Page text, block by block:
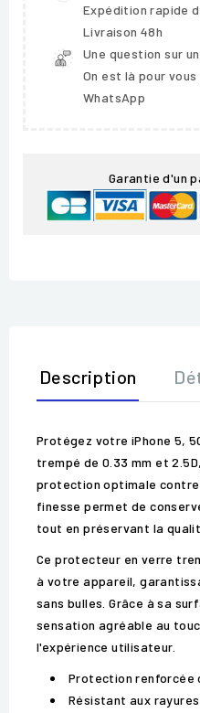
Expédition rapide
Livraison 48h
Une question sur
On est là pour
WhatsApp
Garantie d'un
Description
Protégez votre iPhone 5,
trempé de 0.33 mm et
protection optimale
finesse permet de
tout en préservant la
Ce protecteur en verre
à votre appareil,
sans bulles. Grâce à sa
sensation agréable au
l'expérience utilisateur.
Protection renforcée
Résistant aux